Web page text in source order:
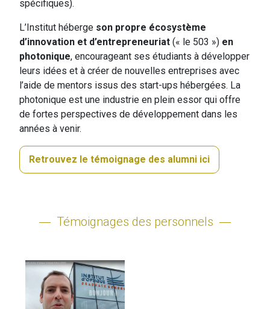
spécifiques).
L’Institut héberge son propre écosystème
d’innovation et d’entrepreneuriat (« le 503 ») en
photonique, encourageant ses étudiants à développer
leurs idées et à créer de nouvelles entreprises avec
l’aide de mentors issus des start-ups hébergées. La
photonique est une industrie en plein essor qui offre
de fortes perspectives de développement dans les
années à venir.
Retrouvez le témoignage des alumni ici
Témoignages des personnels